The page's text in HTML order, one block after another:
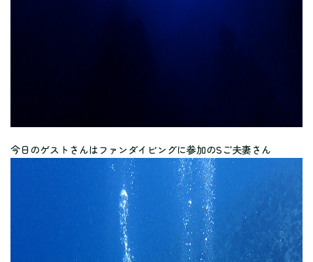
今日のゲストさんはファンダイビングに参加のSご夫妻さん